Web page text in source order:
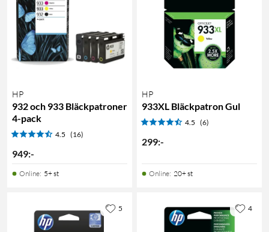
HP
932 och 933 Bläckpatroner
4-pack
4.5 (16)
949:-
Online: 5+ st
HP
933XL Bläckpatron Gul
4.5 (6)
299:-
Online: 20+ st
5 4